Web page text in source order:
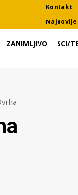
Kontakt
ZANIMLJIVO SCI/